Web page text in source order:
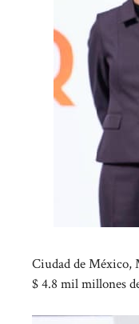
Ciudad de México,
$ 4.8 mil millones